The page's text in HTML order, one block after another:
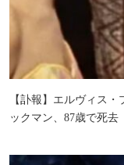
【訃報】エルヴィス
ックマン、87歳で死去